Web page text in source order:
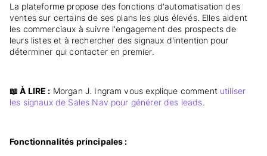
La plateforme propose des fonctions d'automatisation des
ventes sur certains de ses plans les plus élevés. Elles aident
les commerciaux à suivre l'engagement des prospects de
leurs listes et à rechercher des signaux d'intention pour
déterminer qui contacter en premier.
📖 À LIRE : Morgan J. Ingram vous explique comment utiliser
les signaux de Sales Nav pour générer des leads.
Fonctionnalités principales :